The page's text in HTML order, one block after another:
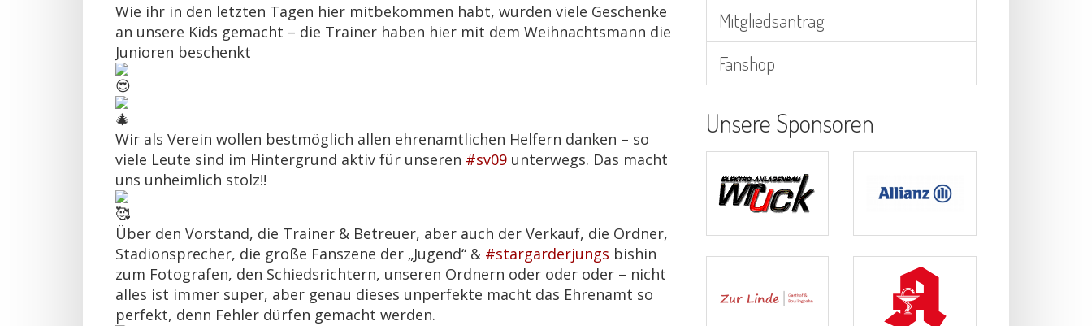
Wie ihr in den letzten Tagen hier mitbekommen habt, wurden viele Geschenke
an unsere Kids gemacht – die Trainer haben hier mit dem Weihnachtsmann die
Junioren beschenkt
Wir als Verein wollen bestmöglich allen ehrenamtlichen Helfern danken – so
viele Leute sind im Hintergrund aktiv für unseren #sv09 unterwegs. Das macht
uns unheimlich stolz!!
Über den Vorstand, die Trainer & Betreuer, aber auch der Verkauf, die Ordner,
Stadionsprecher, die große Fanszene der „Jugend“ & #stargarderjungs bishin
zum Fotografen, den Schiedsrichtern, unseren Ordnern oder oder oder – nicht
alles ist immer super, aber genau dieses unperfekte macht das Ehrenamt so
perfekt, denn Fehler dürfen gemacht werden.
Mitgliedsantrag
Fanshop
Unsere Sponsoren